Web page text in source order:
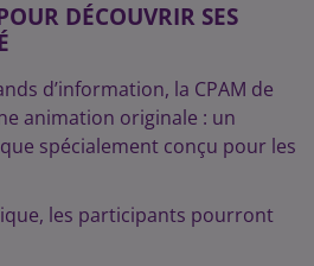
DÉCOUVRIR SES
d’information, la CPAM de
animation originale : un
spécialement conçu pour les
les participants pourront